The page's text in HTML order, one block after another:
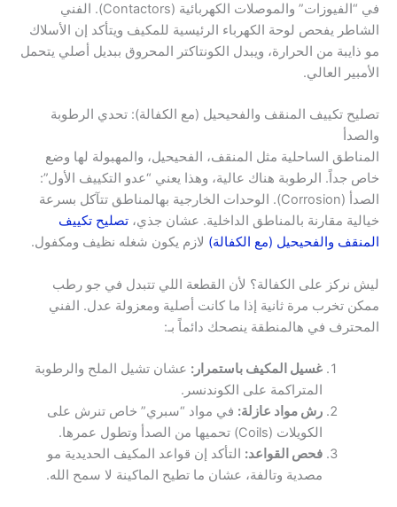
في “الفيوزات” والموصلات الكهربائية (Contactors). الفني
الشاطر يفحص لوحة الكهرباء الرئيسية للمكيف ويتأكد إن الأسلاك
مو ذايبة من الحرارة، ويبدل الكونتاكتر المحروق ببديل أصلي يتحمل
الأمبير العالي.
تصليح تكييف المنقف والفحيحيل (مع الكفالة): تحدي الرطوبة
والصدأ
المناطق الساحلية مثل المنقف، الفحيحيل، والمهبولة لها وضع
خاص جداً. الرطوبة هناك عالية، وهذا يعني “عدو التكييف الأول”:
الصدأ (Corrosion). الوحدات الخارجية بهالمناطق تتآكل بسرعة
خيالية مقارنة بالمناطق الداخلية. عشان جذي، تصليح تكييف
المنقف والفحيحيل (مع الكفالة) لازم يكون شغله نظيف ومكفول.
ليش نركز على الكفالة؟ لأن القطعة اللي تتبدل في جو رطب
ممكن تخرب مرة ثانية إذا ما كانت أصلية ومعزولة عدل. الفني
المحترف في هالمنطقة ينصحك دائماً بـ:
غسيل المكيف باستمرار: عشان تشيل الملح والرطوبة
المتراكمة على الكوندنسر.
رش مواد عازلة: في مواد “سبري” خاص تنرش على
الكويلات (Coils) تحميها من الصدأ وتطول عمرها.
فحص القواعد: التأكد إن قواعد المكيف الحديدية مو
مصدية وتالفة، عشان ما تطيح الماكينة لا سمح الله.